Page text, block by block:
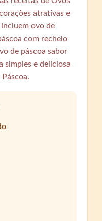
atrativas e
ovo de
com recheio
de páscoa sabor
simples e deliciosa